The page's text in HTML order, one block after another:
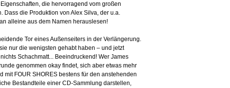
die hervorragend vom großen
die Produktion von Alex Silva, der u.a.
alleine aus dem Namen herauslesen!
Tor eines Außenseiters in der Verlängerung.
nur die wenigsten gehabt haben – und jetzt
Schachmatt... Beeindruckend! Wer James
genommen okay findet, sich aber etwas mehr
FOUR SHORES bestens für den anstehenden
Bestandteile einer CD-Sammlung darstellen,